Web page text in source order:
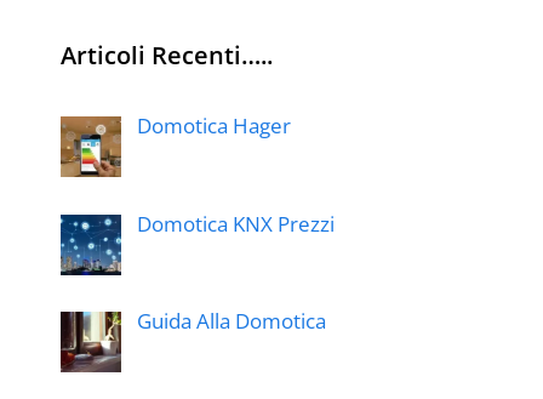
Articoli Recenti…..
Domotica Hager
Domotica KNX Prezzi
Guida Alla Domotica